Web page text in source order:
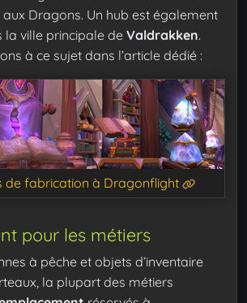
Dragons. Un hub est également
la ville principale de Valdrakken.
à ce sujet dans l’article dédié :
de fabrication à Dragonflight
pour les métiers
à pêche et objets d’inventaire
la plupart des métiers